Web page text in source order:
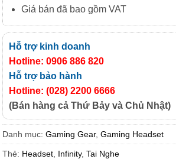
Giá bán đã bao gồm VAT
Hỗ trợ kinh doanh
Hotline: 0906 886 820
Hỗ trợ bảo hành
Hotline: (028) 2200 6666
(Bán hàng cả Thứ Bảy và Chủ Nhật)
Danh mục: Gaming Gear, Gaming Headset
Thẻ: Headset Infinity, Tai Nghe